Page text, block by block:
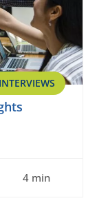
INTERVIEWS
4 min